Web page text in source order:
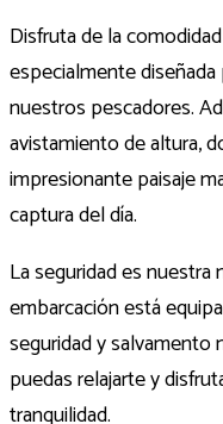
Disfruta de la
especialmente
nuestros pescadores.
avistamiento de altura,
impresionante paisaje
captura del día.
La seguridad es
embarcación está
seguridad y salvamento
puedas relajarte y
tranquilidad.